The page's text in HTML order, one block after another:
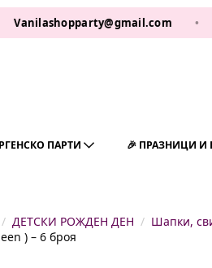
•
ПАРТИ 🎉 ПРАЗНИЦИ
ДЕТСКИ РОЖДЕН ДЕН
Шапки,
) – 6 броя